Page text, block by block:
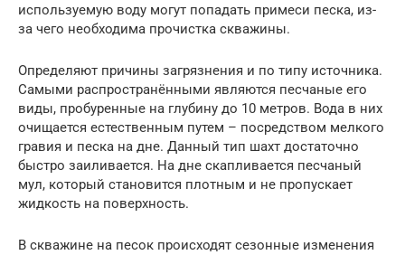
используемую воду могут попадать примеси песка, из-
за чего необходима прочистка скважины.
Определяют причины загрязнения и по типу источника.
Самыми распространёнными являются песчаные его
виды, пробуренные на глубину до 10 метров. Вода в них
очищается естественным путем – посредством мелкого
гравия и песка на дне. Данный тип шахт достаточно
быстро заиливается. На дне скапливается песчаный
мул, который становится плотным и не пропускает
жидкость на поверхность.
В скважине на песок происходят сезонные изменения